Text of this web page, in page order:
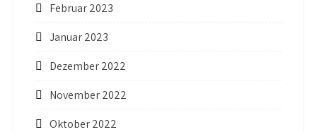
Februar 2023
Januar 2023
Dezember 2022
November 2022
Oktober 2022